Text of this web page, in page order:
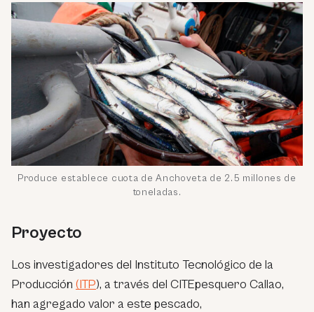
Produce establece cuota de Anchoveta de 2.5 millones de
toneladas.
Proyecto
Los investigadores del Instituto Tecnológico de la
Producción (ITP), a través del CITEpesquero Callao,
han agregado valor a este pescado,